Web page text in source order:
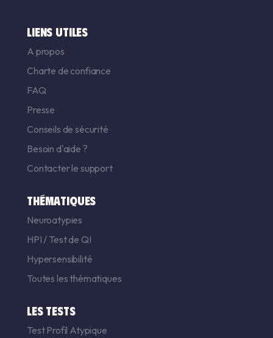
LIENS UTILES
A propos
Charte de confiance
FAQ
Presse
Conseils de sécurité
Besoin d'aide ?
Contacter le support
THÉMATIQUES
Neuroatypies
HPI / Test de QI
Hypersensibilité
Toutes les thématiques
LES TESTS
Test Profil Atypique